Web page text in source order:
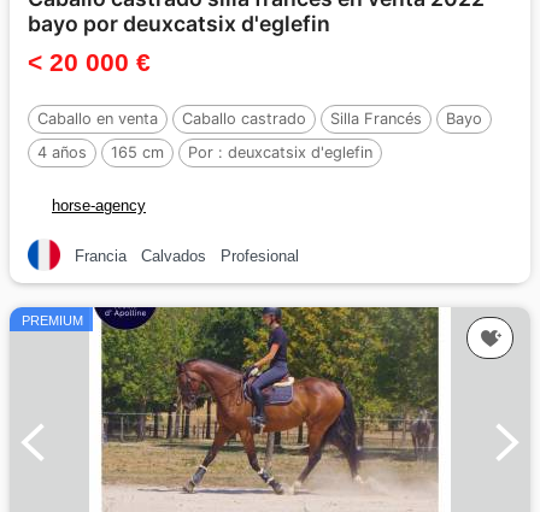
bayo por deuxcatsix d'eglefin
< 20 000 €
Caballo en venta Caballo castrado Silla Francés
Bayo
4 años
165 cm Por : deuxcatsix d'eglefin
horse-agency
Francia Calvados Profesional
PREMIUM